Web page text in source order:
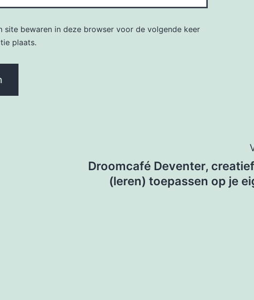
site bewaren in deze browser voor de volgende keer
plaats.
Droomcafé Deventer,
(leren) toepassen op je